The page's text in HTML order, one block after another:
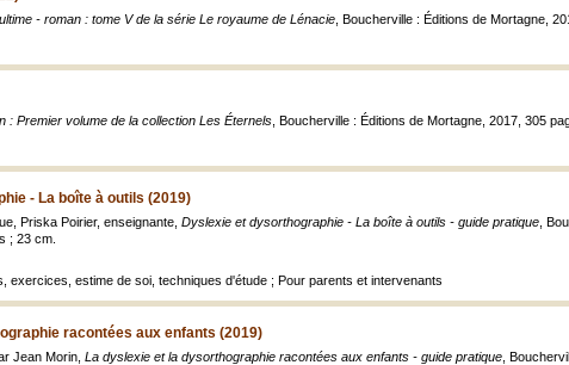
- roman : tome V de la série Le royaume de Lénacie , Boucherville : Éditions de Mortagne,
: Premier volume de la collection Les Éternels , Boucherville : Éditions de Mortagne, 2017, 305
- La boîte à outils (2019)
Priska Poirier, enseignante, Dyslexie et dysorthographie - La boîte à outils - guide pratique ,
; 23 cm.
exercices, estime de soi, techniques d'étude ; Pour parents et intervenants
racontées aux enfants (2019)
Jean Morin, La dyslexie et la dysorthographie racontées aux enfants - guide pratique ,